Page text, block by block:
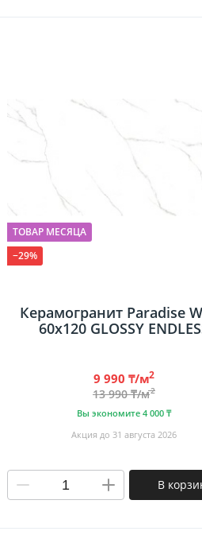
ТОВАР МЕСЯЦА
−29%
Керамогранит Paradise
60х120 GLOSSY
9 990 ₸/м2
13 990 ₸/м2
Вы экономите 4 000 ₸
Акция до 31 августа 2026
В